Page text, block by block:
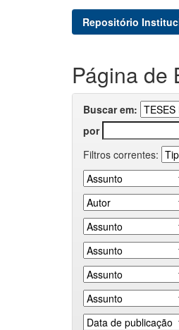
Repositório
Página de
Buscar em:
por
Filtros correntes: